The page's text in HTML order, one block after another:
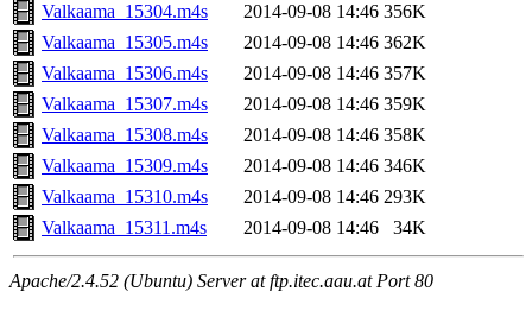
Valkaama_15304.m4s
2014-09-08 14:46 356K
Valkaama_15305.m4s
2014-09-08 14:46 362K
Valkaama_15306.m4s
2014-09-08 14:46 357K
Valkaama_15307.m4s
2014-09-08 14:46 359K
Valkaama_15308.m4s
2014-09-08 14:46 358K
Valkaama_15309.m4s
2014-09-08 14:46 346K
Valkaama_15310.m4s
2014-09-08 14:46 293K
Valkaama_15311.m4s
2014-09-08 14:46 34K
Apache/2.4.52 (Ubuntu) Server at ftp.itec.aau.at Port 80